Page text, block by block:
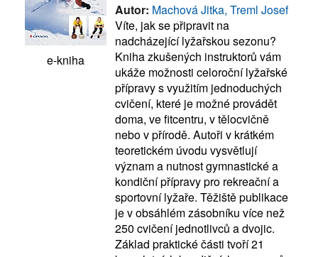
e-kniha
Autor: Machová Jitka, Treml Josef
Víte, jak se připravit na
nadcházející lyžařskou sezonu?
Kniha zkušených instruktorů vám
ukáže možnosti celoroční lyžařské
přípravy s využitím jednoduchých
cvičení, které je možné provádět
doma, ve fitcentru, v tělocvičně
nebo v přírodě. Autoři v krátkém
teoretickém úvodu vysvětlují
význam a nutnost gymnastické a
kondiční přípravy pro rekreační a
sportovní lyžaře. Těžiště publikace
je v obsáhlém zásobníku více než
250 cvičení jednotlivců a dvojic.
Základ praktické části tvoří 21